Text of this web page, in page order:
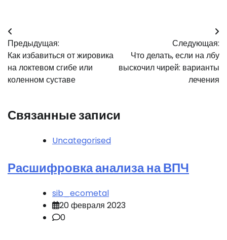
Навигация
по
записям
Предыдущая:
Как избавиться от жировика
на локтевом сгибе или
коленном суставе
Следующая:
Что делать, если на лбу
выскочил чирей: варианты
лечения
Связанные записи
Uncategorised
Расшифровка анализа на ВПЧ
sib_ecometal
20 февраля 2023
0